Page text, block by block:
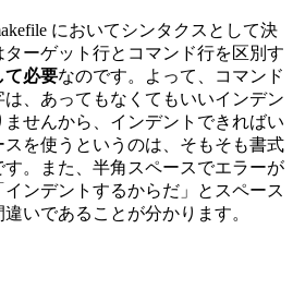
においてシンタクスとして決
ーゲット行とコマンド行を区別す
て必要なのです。よって、コマンド
、あってもなくてもいいインデン
ませんから、インデントできればい
を使うというのは、そもそも書式
。また、半角スペースでエラーが
ンデントするからだ」とスペース
いであることが分かります。